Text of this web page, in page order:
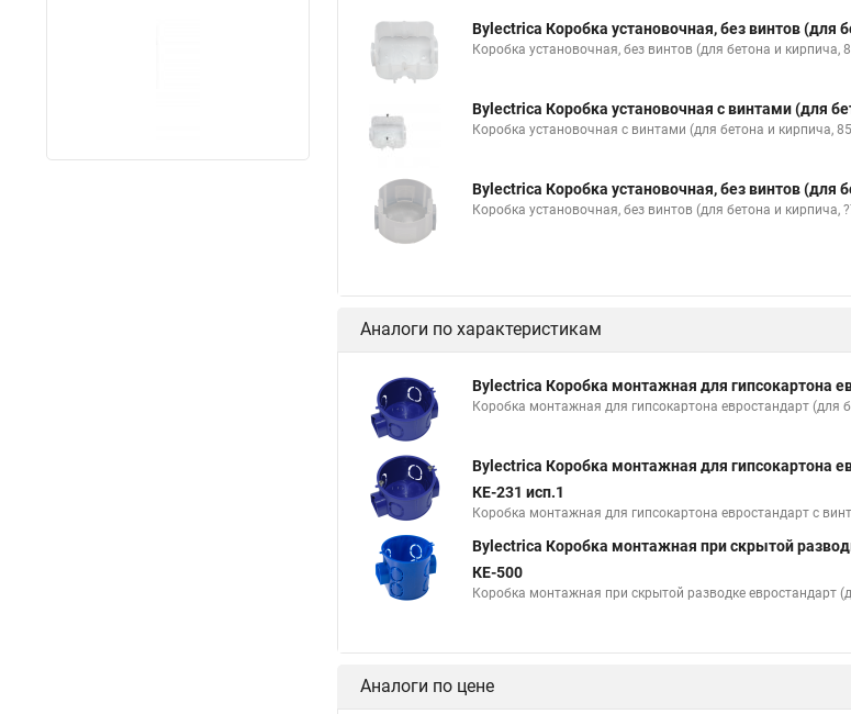
Bylectrica Коробка установочная, без винтов (для
Коробка установочная, без винтов (для бетона и кирпича,
Bylectrica Коробка установочная с винтами (для
Коробка установочная с винтами (для бетона и кирпича,
Bylectrica Коробка установочная, без винтов (для
Коробка установочная, без винтов (для бетона и кирпича,
Аналоги по характеристикам
Bylectrica Коробка монтажная для гипсокартона
Коробка монтажная для гипсокартона евростандарт (для
Bylectrica Коробка монтажная для гипсокартона
КЕ-231 исп.1
Коробка монтажная для гипсокартона евростандарт с
Bylectrica Коробка монтажная при скрытой
КЕ-500
Коробка монтажная при скрытой разводке евростандарт
Аналоги по цене